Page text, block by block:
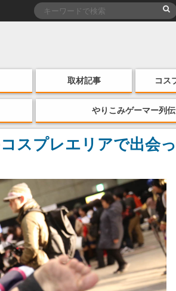
取材記事 コス
やりこみゲーマー列伝
スプレエリアで出会